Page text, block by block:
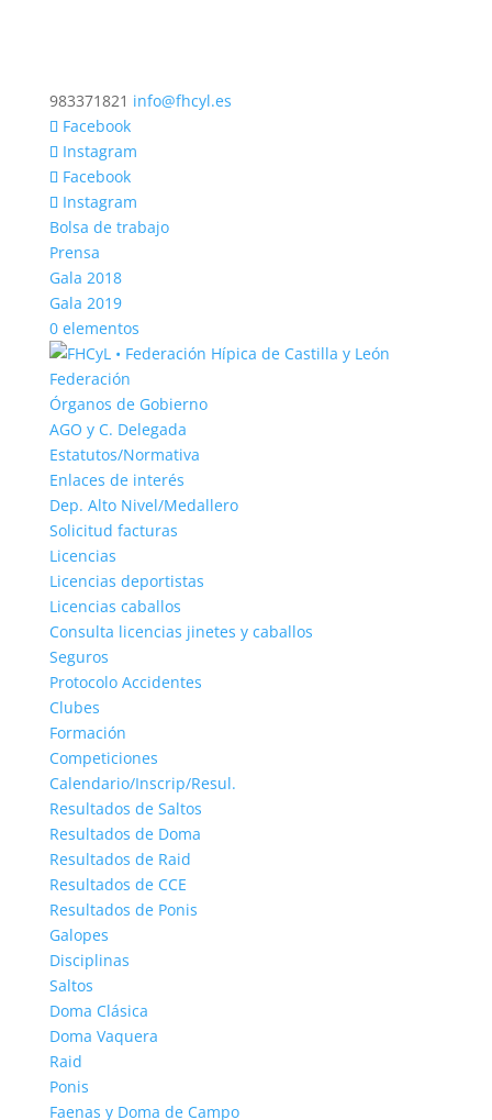
983371821 info@fhcyl.es
Facebook
Instagram
Facebook
Instagram
Bolsa de trabajo
Prensa
Gala 2018
Gala 2019
0 elementos
Federación
Órganos de Gobierno
AGO y C. Delegada
Estatutos/Normativa
Enlaces de interés
Dep. Alto Nivel/Medallero
Solicitud facturas
Licencias
Licencias deportistas
Licencias caballos
Consulta licencias jinetes y caballos
Seguros
Protocolo Accidentes
Clubes
Formación
Competiciones
Calendario/Inscrip/Resul.
Resultados de Saltos
Resultados de Doma
Resultados de Raid
Resultados de CCE
Resultados de Ponis
Galopes
Disciplinas
Saltos
Doma Clásica
Doma Vaquera
Raid
Ponis
Faenas y Doma de Campo